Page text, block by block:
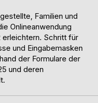
Familien und
Onlineanwendung
erleichtern. Schritt für
und Eingabemasken
der Formulare der
und deren